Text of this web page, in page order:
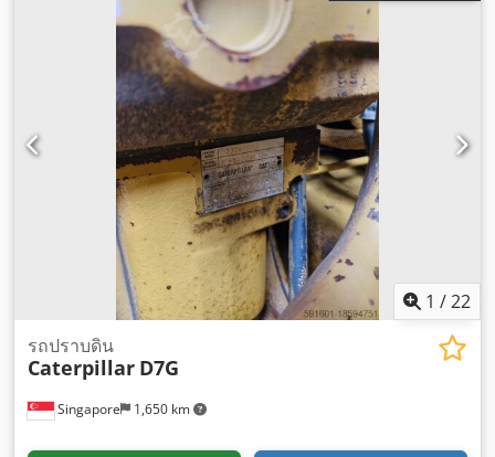
1 /22
Singapore 1,650 km
รถปราบดิน
Caterpillar D7G